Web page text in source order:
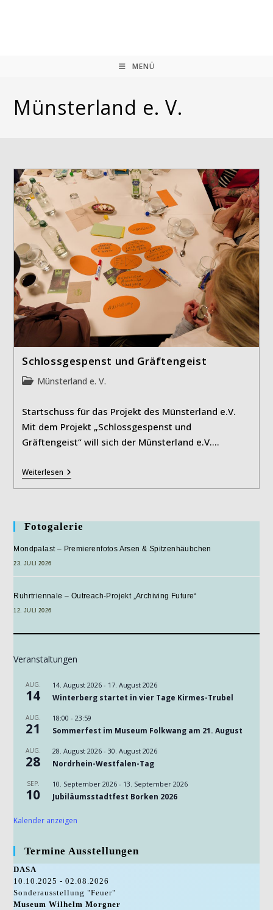
MENÜ
Münsterland e. V.
Schlossgespenst und Gräftengeist
Beitrags-
Münsterland e. V.
Startschuss für das Projekt des Münsterland e.V.
Mit dem Projekt „Schlossgespenst und
Gräftengeist“ will sich der Münsterland e.V.…
WeiterlesenSchlossgespenst
Und
Gräftengeist
Fotogalerie
Mondpalast – Premierenfotos Arsen & Spitzenhäubchen
23. JULI 2026
Ruhrtriennale – Outreach-Projekt „Archiving Future“
12. JULI 2026
Veranstaltungen
AUG.
14
14. August 2026 - 17. August 2026
Winterberg startet in vier Tage Kirmes-Trubel
AUG.
21
18:00 -23:59
Sommerfest im Museum Folkwang am 21. August
AUG.
28
28. August 2026 -30. August 2026
Nordrhein-Westfalen-Tag
SEP.
10
10. September 2026 - 13. September 2026
Jubiläumsstadtfest Borken 2026
Kalender anzeigen
Termine Ausstellungen
DASA
10.10.2025 - 02.08.2026
Sonderausstellung "Feuer"
Museum Wilhelm Morgner